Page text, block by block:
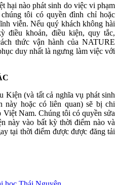
hại nào phát sinh do việc vi phạm
tôi có quyền đình chỉ hoặc
viễn. Nếu quý khách không hài
điều khoản, điều kiện, quy tắc,
thức vận hành của NATURE
duy nhất là ngưng làm việc với
(và tất cả nghĩa vụ phát sinh
hoặc có liên quan) sẽ bị chi
Nam. Chúng tôi có quyền sửa
này vào bất kỳ thời điểm nào và
tại thời điểm được được đăng tải